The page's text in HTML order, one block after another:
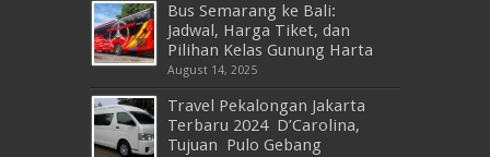
Bus Semarang ke Bali:
Jadwal, Harga Tiket, dan
Pilihan Kelas Gunung Harta
August 14, 2025
Travel Pekalongan Jakarta
Terbaru 2024 D’Carolina,
Tujuan Pulo Gebang